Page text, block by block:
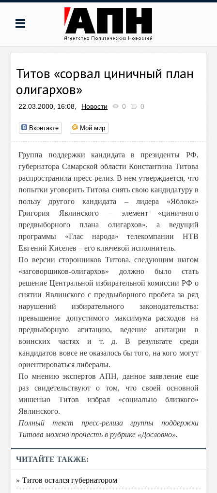
Титов «сорвал циничный план
олигархов»
22.03.2000, 16:08, Новости 0 0
Вконтакте Мой мир
Группа поддержки кандидата в президенты РФ,
губернатора Самарской области Константина Титова
распространила пресс-релиз. В нем утверждается, что
попытки уговорить Титова снять свою кандидатуру в
пользу другого кандидата – лидера «Яблока»
Григория Явлинского – элемент «циничного
предвыборного плана олигархов», а ведущий
программы «Глас народа» телекомпании НТВ
Евгений Киселев – его ключевой исполнитель.
По версии сторонников Титова, следующим шагом
«заговорщиков-олигархов» должно было стать
решение Центральной избирательной комиссии РФ о
снятии Явлинского с предвыборного пробега за ряд
нарушений избирательного законодательства:
превышение допустимого максимума расходов на
предвыборную агитацию, ведение агитации в
воинских частях и т. д. В результате среди
кандидатов вовсе не оказалось бы того, на кого могут
ориентироваться либералы.
По мнению экспертов АПН, данное заявление еще
раз свидетельствуют о том, что своей основной
мишенью Титов избрал «социально близкого»
Явлинского.
Полный текст пресс-релиза группы поддержки
Титова можно прочесть в рубрике «Дословно».
ЧИТАЙТЕ ТАКЖЕ:
» Титов остался губернатором